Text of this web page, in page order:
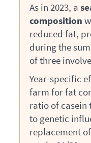
As in 2023, a
composition
reduced fat,
during the
of three
Year-specific
farm for fat
ratio of
to genetic
replacement